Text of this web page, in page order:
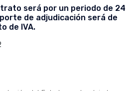
será por un periodo de 24
de adjudicación será de
de IVA.